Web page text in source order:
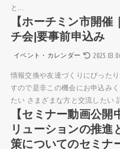
と...
【ホーチミン市開
チ会|要事前申込み
イベント・カレンダー
情報交換や友達づくりにぴった
すので是非この機会にお申込み
たい さまざまな方と交流したい
【セミナー動画公
リューションの推進
策についてのセミナ